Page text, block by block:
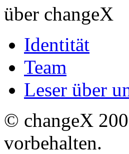
über changeX
Identität
Team
Leser über
© changeX
vorbehalten.